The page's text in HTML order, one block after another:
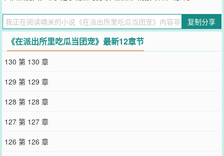
油光水滑，被她爹宠得无法无天。魔族一遭被毁，钟云瞳变成了人类
幼崽的形态，凭借着强大的嗅觉找到她爹，她爹依旧还是那么英明神
武，大家都害怕他。只不过现在大家不叫他爹【尊主】，都叫他【所
长】。*和安区派出所里来了个小崽子，三四岁的年纪，长得粉雕玉
琢，穿着香云纱小褂子和刺绣虎头鞋，一看就是有钱人家被养得很好
的小孩。孩子踮起脚尖，攀着问询台的边缘，大声询问，“请问，这里
有一个我爹吗？”女民警笑眯眯，“小朋友，你爹是谁？”“钟瑾。”所长
钟瑾得知这件事，不以为然，“小孩子胡说八道，尽快找到他父母。”
两天后，民警小王把孩子塞给所长，“是你亲生的。”钟所，“......”钟云
瞳拉着爹的裤腿晃一晃，“我要吃穿脆脆衣服的小鸡。”钟所，“......?
脆......脆皮炸鸡？”小王，这都能听懂，是亲生的没错。一份亲子鉴
定，将钟所送上了养娃的不归路，鸡飞狗跳的养娃生活过了两个月。
所里接到报警电话，称自己的孩子丢了，外貌描述和钟云瞳一模一
样。钟瑾，“诈骗电话打到派出所？简直是个奇才。”次日骗子赶到所
复制分享
《在派出所里吃瓜当团宠》最新12章节
130 第 130 章
129 第 129 章
128 第 128 章
127 第 127 章
126 第 126 章